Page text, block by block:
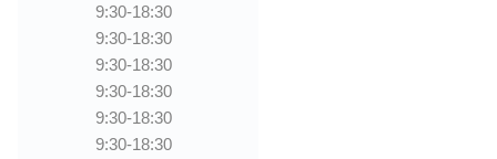
9:30-18:30
9:30-18:30
9:30-18:30
9:30-18:30
9:30-18:30
9:30-18:30